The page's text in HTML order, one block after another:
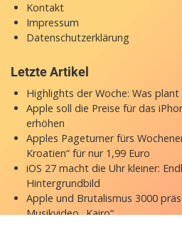
Kontakt
Impressum
Datenschutzerklärung
Letzte Artikel
Highlights der Woche: Was
Apple soll die Preise für das
erhöhen
Apples Pageturner fürs
Kroatien“ für nur 1,99 Euro
iOS 27 macht die Uhr kleiner:
Hintergrundbild
Apple und Brutalismus 3000
Musikvideo „Kairo“